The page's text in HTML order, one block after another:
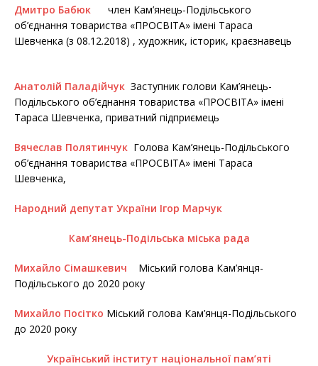
Дмитро Бабюк член Кам’янець-Подільського
об’єднання товариства «ПРОСВІТА» імені Тараса
Шевченка (з 08.12.2018) , художник, історик, краєзнавець
Анатолій Паладійчук Заступник голови Кам’янець-
Подільського об’єднання товариства «ПРОСВІТА» імені
Тараса Шевченка, приватний підприємець
Вячеслав Полятинчук Голова Кам’янець-Подільського
об’єднання товариства «ПРОСВІТА» імені Тараса
Шевченка,
Народний депутат України Ігор Марчук
Кам’янець-Подільська міська рада
Михайло Сімашкевич Міський голова Кам’янця-
Подільського до 2020 року
Михайло Посітко Міський голова Кам’янця-Подільського
до 2020 року
Український інститут національної пам’яті